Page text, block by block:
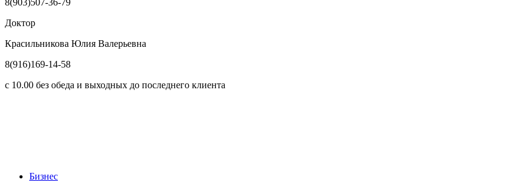
Доктор
Красильникова Юлия Валерьевна
8(916)169-14-58
с 10.00 без обеда и выходных до последнего клиента
Бизнес